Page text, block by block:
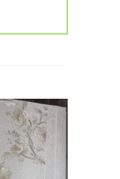
Add to
wishlist